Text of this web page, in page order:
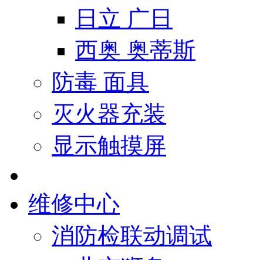
日立 广日
西奥 奥蒂斯
防毒 面具
灭火器充装
显示触摸屏
维修中心
消防检联动调试